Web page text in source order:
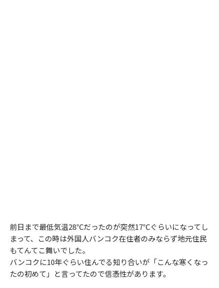
前日まで最低気温28℃だったのが突然17℃ぐらいになってし
まって、この時は外国人バンコク在住者のみならず地元住民
もてんてこ舞いでした。
バンコクに10年ぐらい住んでる知り合いが「こんな寒くなっ
たの初めて」と言ってたので信憑性があります。